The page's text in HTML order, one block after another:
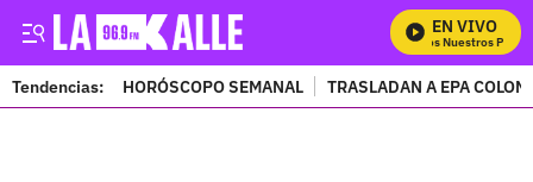
EN VIVO
Mira Todos Nuestros
Tendencias: HORÓSCOPO SEMANAL TRASLADAN A EPA